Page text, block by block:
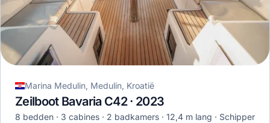
Marina Medulin, Medulin, Kroatië
Zeilboot Bavaria C42 · 2023
8 bedden 3 cabines 2 badkamers 12,4 m lang
Schipper